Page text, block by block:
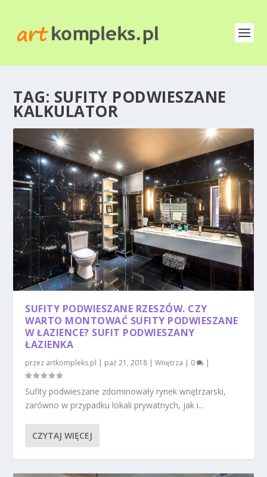
TAG: SUFITY PODWIESZANE
KALKULATOR
SUFITY PODWIESZANE RZESZÓW. CZY
WARTO MONTOWAĆ SUFITY PODWIESZANE
W ŁAZIENCE? SUFIT PODWIESZANY
ŁAZIENKA
przez artkompleks.pl | paź 21, 2018 |Wnętrza | 0 |
Sufity podwieszane zdominowały rynek wnętrzarski,
zarówno w przypadku lokali prywatnych, jak i...
CZYTAJ WIĘCEJ